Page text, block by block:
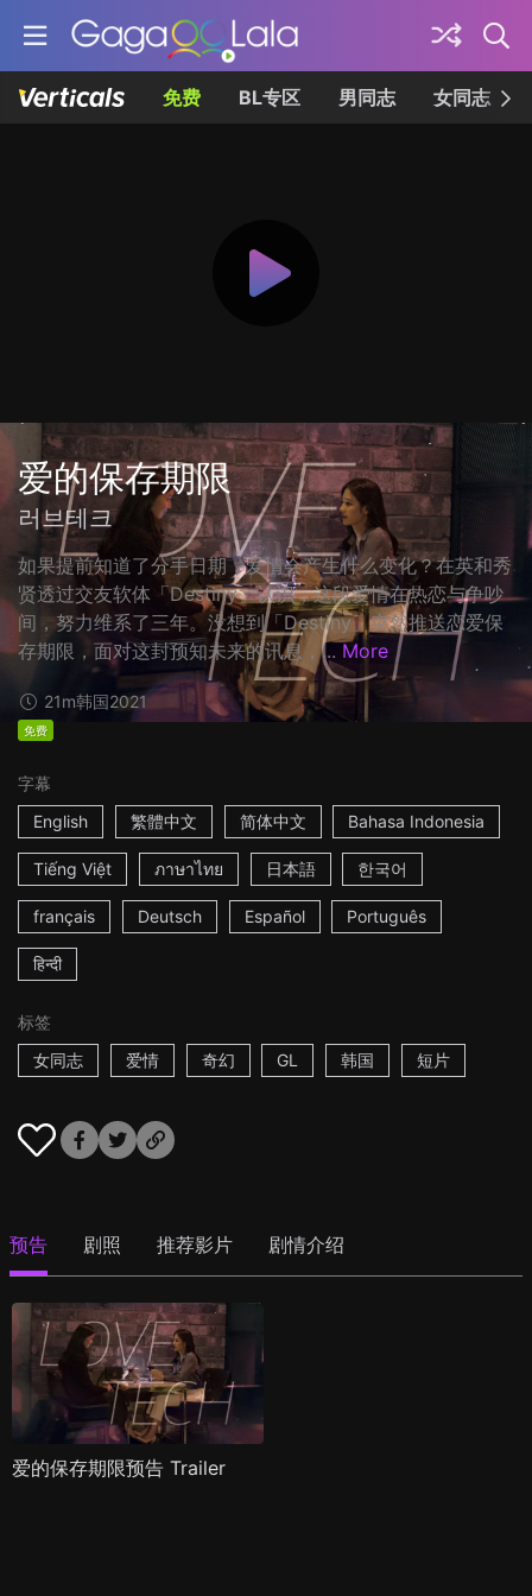
免费 BL专区 男同志 女同志
爱的保存期限
러브테크
如果提前知道了分手日期，爱情会产生什么变化？在英和秀
贤透过交友软体「Destiny」认识，这段爱情在热恋与争吵
间，努力维系了三年。没想到「Destiny」突然推送恋爱保
存期限，面对这封预知未来的讯息，... More
21m韩国2021
免费
字幕
English
繁體中文 简体中文 Bahasa Indonesia
Tiếng Việt ภาษาไทย 日本語 한국어
français Deutsch Español Português
हिन्दी
标签
女同志
爱情 奇幻 GL 韩国 短片
预告 剧照 推荐影片 剧情介绍
爱的保存期限预告 Trailer